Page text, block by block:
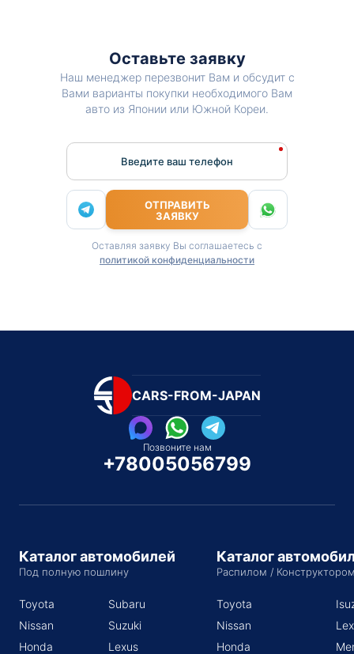
Оставьте заявку
Наш менеджер перезвонит Вам и обсудит с
Вами варианты покупки необходимого Вам
авто из Японии или Южной Кореи.
Введите ваш телефон
ОТПРАВИТЬ
ЗАЯВКУ
Оставляя заявку Вы соглашаетесь с
политикой конфиденциальности
CARS-FROM-JAPAN
Позвоните нам
+78005056799
Каталог автомобилей
Под полную пошлину
Toyota
Nissan
Honda
Subaru
Suzuki
Lexus
Каталог
Распилом /
Toyota
Nissan
Honda